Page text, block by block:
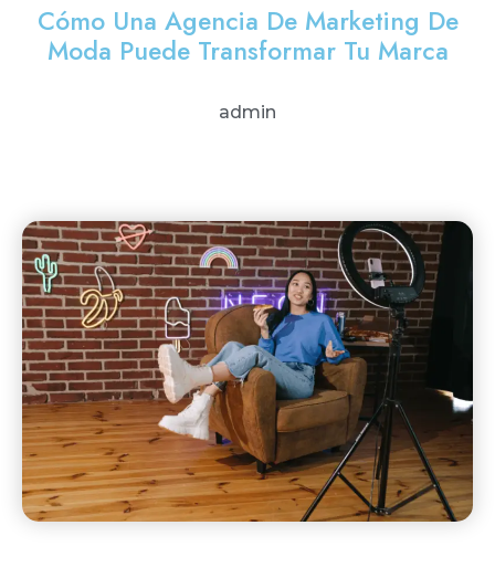
Cómo Una Agencia De Marketing De
Moda Puede Transformar Tu Marca
admin